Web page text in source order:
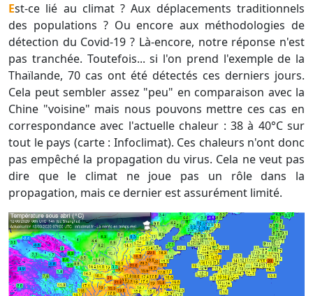
Est-ce lié au climat ? Aux déplacements traditionnels
des populations ? Ou encore aux méthodologies de
détection du Covid-19 ? Là-encore, notre réponse n'est
pas tranchée. Toutefois... si l'on prend l'exemple de la
Thaïlande, 70 cas ont été détectés ces derniers jours.
Cela peut sembler assez "peu" en comparaison avec la
Chine "voisine" mais nous pouvons mettre ces cas en
correspondance avec l'actuelle chaleur : 38 à 40°C sur
tout le pays (carte : Infoclimat). Ces chaleurs n'ont donc
pas empêché la propagation du virus. Cela ne veut pas
dire que le climat ne joue pas un rôle dans la
propagation, mais ce dernier est assurément limité.